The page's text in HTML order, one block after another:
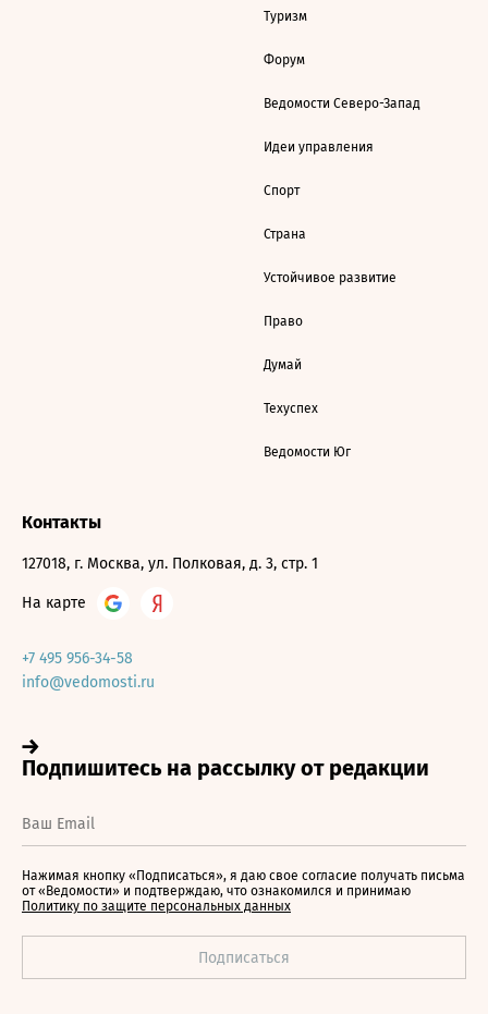
Туризм
Форум
Ведомости Северо-Запад
Идеи управления
Спорт
Страна
Устойчивое развитие
Право
Думай
Техуспех
Ведомости Юг
Контакты
127018, г. Москва, ул. Полковая, д. 3, стр. 1
На карте
+7 495 956-34-58
info@vedomosti.ru
Нажимая кнопку «Подписаться», я даю свое согласие получать письма
от «Ведомости» и подтверждаю, что ознакомился и принимаю
Политику по защите персональных данных